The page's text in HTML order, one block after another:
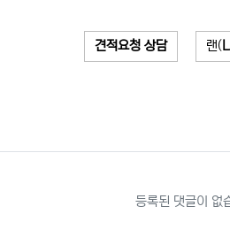
견적요청 상담 랜(
등록된 댓글이 없